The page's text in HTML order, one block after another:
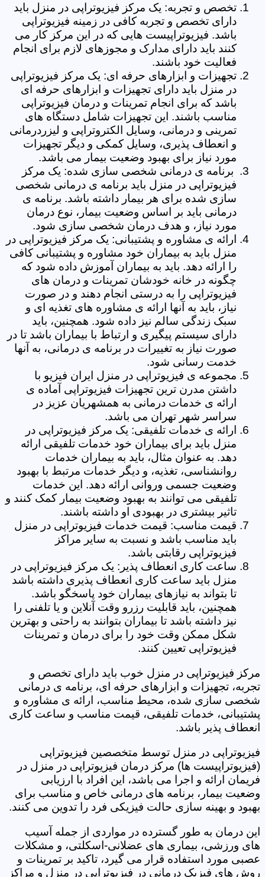
تخصص و تجربه: یک مرکز فیزیوتراپی در منزل باید
دارای تخصص و تجربه کافی در زمینه فیزیوتراپی
باشد. فیزیوتراپیست هایی که در این مرکز کار می
کنند باید دارای مدارک و مجوزهای لازم برای انجام
فعالیت خود باشند.
تجهیزات و ابزارهای حرفه ای: یک مرکز فیزیوتراپی
در منزل باید دارای تجهیزات و ابزارهای حرفه ای
باشد که برای انجام تمرینات و درمان فیزیوتراپی
مناسب باشند. این تجهیزات شامل دستگاه های
تمرینی و درمانی، وسایل الکتروتراپی و لیزردرمانی
و انعطاف پذیری، وسایل کمکی و دیگر تجهیزات
مورد نیاز برای بهبود وضعیت بیمار می باشد.
برنامه ی درمانی شخصی سازی شده: یک مرکز
فیزیوتراپی در منزل باید برنامه ی درمانی شخصی
سازی شده برای هر بیمار داشته باشد. برنامه ی
درمانی باید بر اساس وضعیت بیمار، نوع درمان
مورد نیاز، و هدف درمان شخصی سازی شود.
ارائه ی مشاوره و پشتیبانی: یک مرکز فیزیوتراپی در
منزل باید به بیماران خود مشاوره و پشتیبانی کافی
را ارائه دهد. باید به بیماران آموزش داده شود که
چگونه در خانه خودشان تمرینات و درمان های
فیزیوتراپی را به درستی انجام دهند و در صورت
نیاز، باید به آنها ارائه ی مشاوره های تغذیه ای و
سبک زندگی سالم نیز داده شود. همچنین، باید
دارای سیستم پیگیری و ارتباط با بیماران باشد تا در
صورت نیاز به تغییرات در برنامه ی درمانی، به آنها
خدمت رسانی شود.
مجموعه ی فیزیوتراپی در منزل ایران فیزیو با
داشتن مدرن ترین تجهیزات فیزیوتراپی آماده ی
ارائه ی خدمات درمانی به همشهریان عزیز در
سراسر شهر تهران می باشد.
ارائه ی خدمات تلفیقی: یک مرکز فیزیوتراپی در
منزل باید برای بیماران خود خدمات تلفیقی ارائه
دهد. به عنوان مثال، باید به بیماران خدمات
روانشناسی، تغذیه، و دیگر خدمات مرتبط با بهبود
وضعیت جسمی وروانی ارائه دهد. این خدمات
تلفیقی می توانند به بهبود وضعیت بیمار کمک کنند و
تاثیر بیشتری در بهبودی او داشته باشند.
قیمت مناسب: قیمت خدمات فیزیوتراپی در منزل
باید مناسب باشد و نسبت به سایر مراکز
فیزیوتراپی رقابتی باشد.
ساعت کاری انعطاف پذیر: یک مرکز فیزیوتراپی در
منزل باید ساعت کاری انعطاف پذیری داشته باشد
تا بتواند به نیازهای بیماران خود پاسخگو باشد.
همچنین، باید قابلیت رزرو وقت آنلاین و یا تلفنی را
نیز داشته باشد تا بیماران بتوانند به راحتی و بهترین
شکل ممکن وقت خود را برای درمان و تمرینات
فیزیوتراپی تعیین کنند.
مرکز فیزیوتراپی در منزل خوب باید دارای تخصص و
تجربه، تجهیزات و ابزارهای حرفه ای، برنامه ی درمانی
شخصی سازی شده، محیط مناسب، ارائه ی مشاوره و
پشتیبانی، خدمات تلفیقی، قیمت مناسب و ساعت کاری
انعطاف پذیر باشد.
فیزیوتراپی در منزل توسط متخصصین فیزیوتراپی
(فیزیوتراپیست ها) مرکز درمان فیزیوتراپی در منزل در
فریمان ارائه و اجرا می باشد، این افراد با ارزیابی
وضعیت بیمار، برنامه های درمانی خاص و مناسب برای
بهبود و بهینه سازی حالت فیزیکی فرد را تدوین می کنند.
این درمان به طور گسترده در مواردی از جمله آسیب
های ورزشی، بیماری های عضلانی-اسکلتی، و مشکلات
عصبی مورد استفاده قرار می گیرد، تاکید بر تمرینات و
روش های فیزیک درمانی در فیزیوتراپی در منزل و مراکز